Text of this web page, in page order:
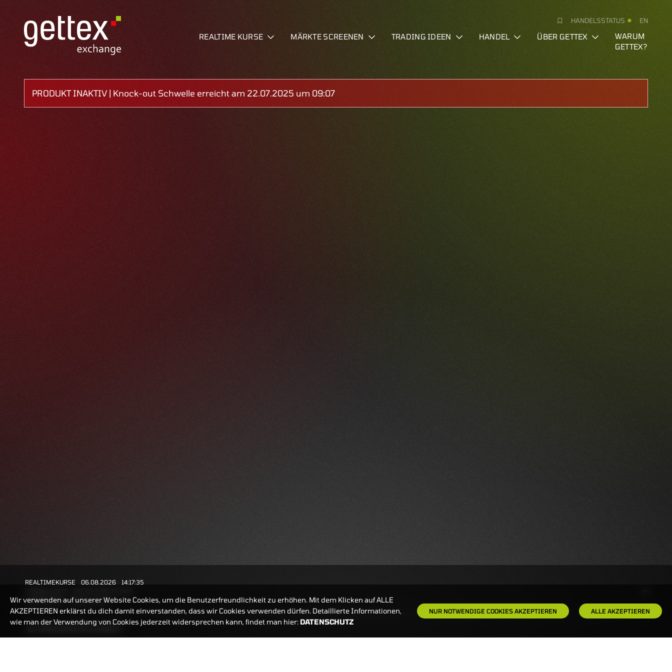
HANDELSSTATUS EN
REALTIME KURSE MÄRKTE SCREENEN TRADING IDEEN HANDEL ÜBER GETTEX
WARUM
GETTEX?
PRODUKT INAKTIV | Knock-out Schwelle erreicht am 22.07.2025 um 09:07
BANKEINSTELLUNGEN
REALTIMEKURSE 06.08.2026
14:17:35
ZERTIFIKATE
8:00-22 UHR
Wir verwenden auf unserer Website Cookies, um die Benutzerfreundlichkeit zu erhöhen. Mit dem Klicken auf ALLE
AKZEPTIEREN erklärst du dich damit einverstanden, dass wir Cookies verwenden dürfen. Detaillierte Informationen,
wie man der Verwendung von Cookies jederzeit widersprechen kann, findet man hier: DATENSCHUTZ
NUR NOTWENDIGE COOKIES AKZEPTIEREN ALLE AKZEPTIEREN